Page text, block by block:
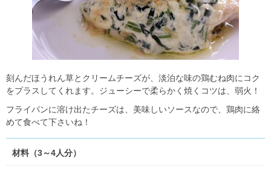
刻んだほうれん草とクリームチーズが、淡泊な味の鶏むね肉にコク
をプラスしてくれます。ジューシーで柔らかく焼くコツは、弱火！
フライパンに溶け出たチーズは、美味しいソースなので、鶏肉に絡
めて食べて下さいね！
材料（3～4人分）